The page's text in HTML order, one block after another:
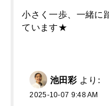
小さく一歩、一緒に
ています★
池田彩 より:
2025-10-07 9:48 AM